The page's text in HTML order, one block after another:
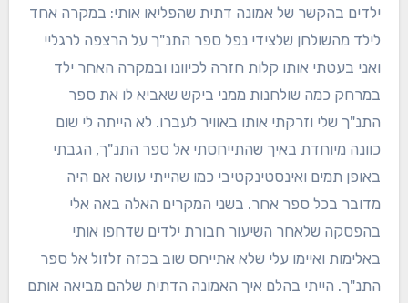
ילדים בהקשר של אמונה דתית שהפליאו אותי: במקרה אחד
לילד מהשולחן שלצידי נפל ספר התנ"ך על הרצפה לרגליי
ואני בעטתי אותו קלות חזרה לכיוונו ובמקרה האחר ילד
במרחק כמה שולחנות ממני ביקש שאביא לו את ספר
התנ"ך שלי וזרקתי אותו באוויר לעברו. לא הייתה לי שום
כוונה מיוחדת באיך שהתייחסתי אל ספר התנ"ך, הגבתי
באופן תמים ואינסטינקטיבי כמו שהייתי עושה אם היה
מדובר בכל ספר אחר. בשני המקרים האלה באה אלי
בהפסקה שלאחר השיעור חבורת ילדים שדחפו אותי
באלימות ואיימו עלי שלא אתייחס שוב בכזה זלזול אל ספר
התנ"ך. הייתי בהלם איך האמונה הדתית שלהם מביאה אותם